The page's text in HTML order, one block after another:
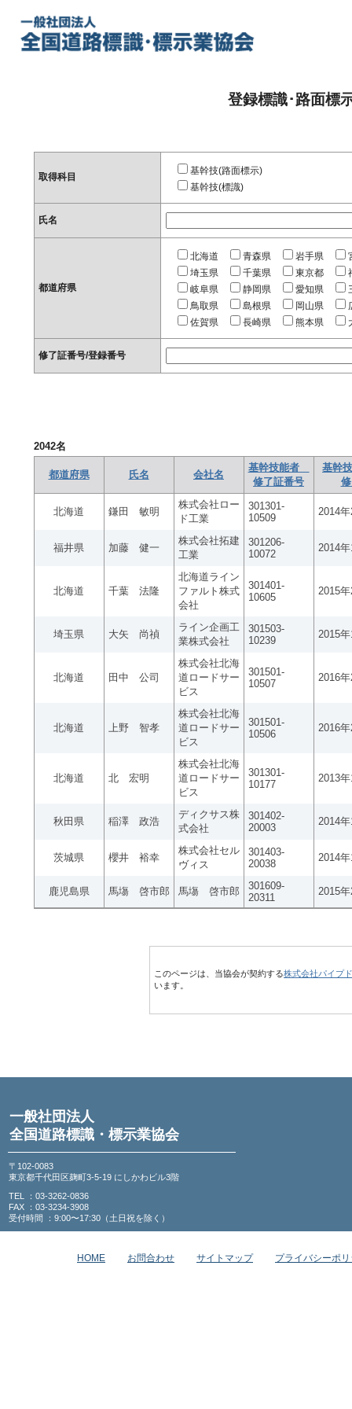
登録標識･路面標
取得科目
基幹技(路面標示)
基幹技(標識)
氏名
都道府県
北海道 青森県 岩手県
埼玉県
千葉県 東京都
岐阜県
静岡県 愛知県
鳥取県
島根県 岡山県
佐賀県
長崎県 熊本県
修了証番号/登録番号
2042名
都道府県 氏名 会社名
基幹技能者
修了証番号
基幹
北海道 鎌田 敏明
株式会社ロー
ド工業
301301-
10509
2014
福井県 加藤 健一
株式会社拓建
工業
301206-
10072
2014
北海道 千葉 法隆
北海道ライン
ファルト株式
会社
301401-
10605
2015
埼玉県 大矢 尚禎
ライン企画工
業株式会社
301503-
10239
2015
北海道 田中 公司
株式会社北海
道ロードサー
ビス
301501-
10507
2016
北海道 上野 智孝
株式会社北海
道ロードサー
ビス
301501-
10506
2016
北海道 北 宏明
株式会社北海
道ロードサー
ビス
301301-
10177
2013
秋田県 稲澤 政浩
ディクサス株
式会社
301402-
20003
2014
茨城県 櫻井 裕幸
株式会社セル
ヴィス
301403-
20038
2014
鹿児島県 馬塲 啓市郎 馬塲 啓市郎
301609-
20311
2015
このページは、当協会が契約する株式会社パイプ
います。
一般社団法人
全国道路標識・標示業協会
〒102-0083
東京都千代田区麹町3-5-19 にしかわビル3階
TEL ：03-3262-0836
FAX ：03-3234-3908
受付時間 ：9:00〜17:30（土日祝を除く）
HOME お問合わせ サイトマップ プライバシーポ